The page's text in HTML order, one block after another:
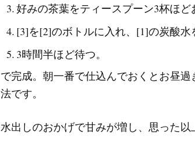
好みの茶葉をティースプーン3杯ほど
[3]を[2]のボトルに入れ、[1]の炭酸水
3時間半ほど待つ。
で完成。朝一番で仕込んでおくとお昼
法です。
水出しのおかげで甘みが増し、思った以